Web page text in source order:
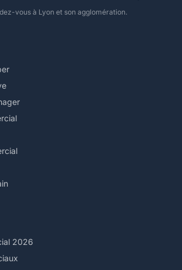
vous à Lyon et son agglomération.
2026